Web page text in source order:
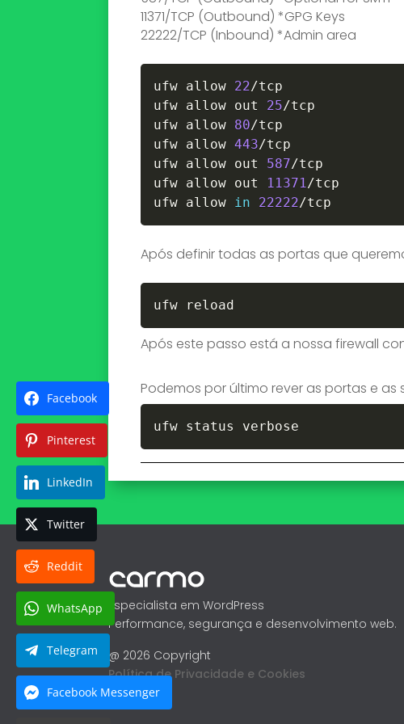
11371/TCP (Outbound) *GPG Keys
22222/TCP (Inbound) *Admin area
ufw allow 22/tcp
ufw allow out 25/tcp
ufw allow 80/tcp
ufw allow 443/tcp
ufw allow out 587/tcp
ufw allow out 11371/tcp
ufw allow in 22222/tcp
Após definir todas as portas que
ufw reload
Após este passo está a nossa firewall
Podemos por último rever as portas e
ufw status verbose
Especialista em WordPress
Performance, segurança e desenvolvimento web.
@ 2026 Copyright
Política de Privacidade e Cookies
Facebook
Pinterest
LinkedIn
Twitter
Reddit
WhatsApp
Telegram
Facebook Messenger